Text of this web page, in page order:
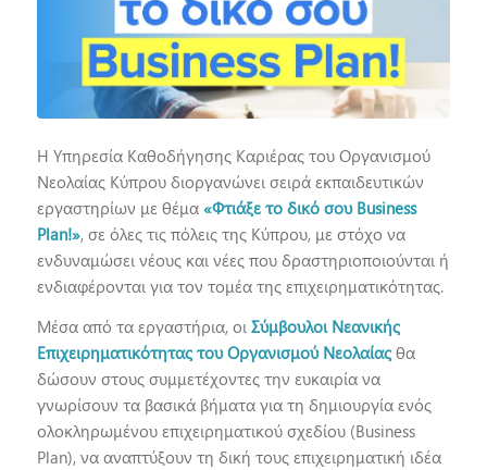
Η Υπηρεσία Καθοδήγησης Καριέρας του Οργανισμού
Νεολαίας Κύπρου διοργανώνει σειρά εκπαιδευτικών
εργαστηρίων με θέμα «Φτιάξε το δικό σου Business
Plan!», σε όλες τις πόλεις της Κύπρου, με στόχο να
ενδυναμώσει νέους και νέες που δραστηριοποιούνται ή
ενδιαφέρονται για τον τομέα της επιχειρηματικότητας.
Μέσα από τα εργαστήρια, οι Σύμβουλοι Νεανικής
Επιχειρηματικότητας του Οργανισμού Νεολαίαςθα
δώσουν στους συμμετέχοντες την ευκαιρία να
γνωρίσουν τα βασικά βήματα για τη δημιουργία ενός
ολοκληρωμένου επιχειρηματικού σχεδίου (Business
Plan), να αναπτύξουν τη δική τους επιχειρηματική ιδέα